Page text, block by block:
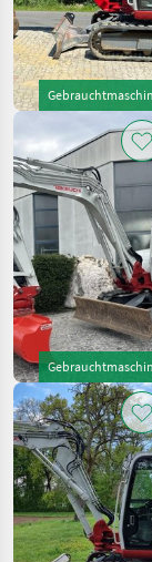
PKW / LKW /
1
MARKTPLATZ